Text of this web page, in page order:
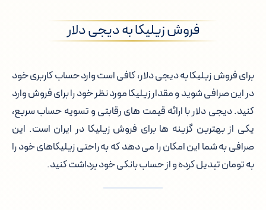
فروش زیلیکا به دیجی دلار
برای فروش زیلیکا به دیجی دلار، کافی است وارد حساب کاربری خود
در این صرافی شوید و مقدار زیلیکا مورد نظر خود را برای فروش وارد
کنید. دیجی دلار با ارائه قیمت های رقابتی و تسویه حساب سریع،
یکی از بهترین گزینه ها برای فروش زیلیکا در ایران است. این
صرافی به شما این امکان را می دهد که به راحتی زیلیکاهای خود را
به تومان تبدیل کرده و از حساب بانکی خود برداشت کنید.